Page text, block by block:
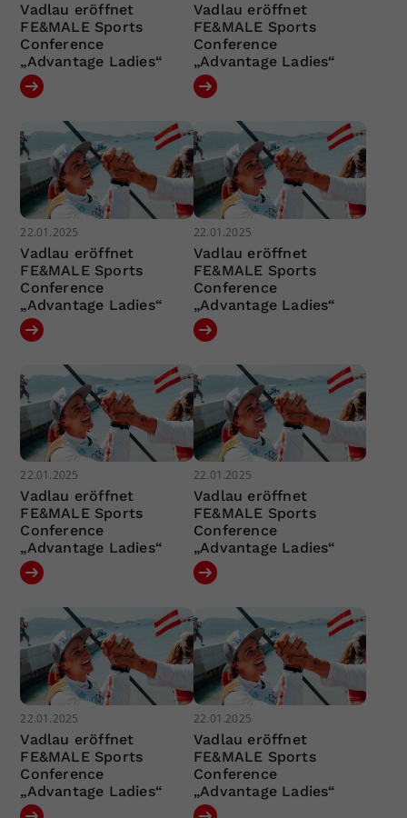
Vadlau eröffnet
FE&MALE Sports
Conference
„Advantage Ladies“
Vadlau eröffnet
FE&MALE Sports
Conference
„Advantage Ladies“
22.01.2025
Vadlau eröffnet
FE&MALE Sports
Conference
„Advantage Ladies“
22.01.2025
Vadlau eröffnet
FE&MALE Sports
Conference
„Advantage Ladies“
22.01.2025
Vadlau eröffnet
FE&MALE Sports
Conference
„Advantage Ladies“
22.01.2025
Vadlau eröffnet
FE&MALE Sports
Conference
„Advantage Ladies“
22.01.2025
Vadlau eröffnet
FE&MALE Sports
Conference
„Advantage Ladies“
22.01.2025
Vadlau eröffnet
FE&MALE Sports
Conference
„Advantage Ladies“